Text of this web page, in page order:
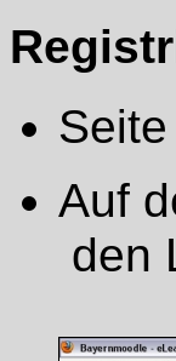
Seite
Auf
den